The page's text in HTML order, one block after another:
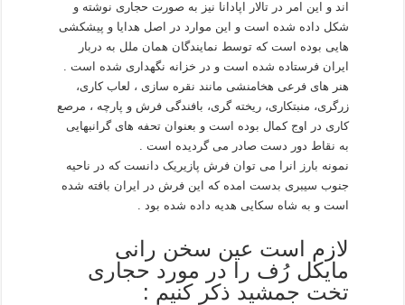
اند و این امر در تالار اپادانا نیز به صورت حجاری نوشته و
شکل داده شده است و این موارد در اصل هدایا و پیشکشی
هایی بوده است که توسط نمایندگان همان ملل به دربار
ایران فرستاده شده است و در خزانه نگهداری شده است .
هنر های فرعی هخامنشی مانند نقره سازی ، لعاب کاری،
زرگری، منبتکاری، ریخته گری، بافندگی فرش و پارچه ، مرصع
کاری در اوج کمال بوده است و بعنوان تحفه های گرانبهایی
به نقاط دور دست صادر می گردیده است .
نمونه بارز انرا می توان فرش پازیریک دانست که در ناحیه
جنوب سیبری بدست امده که این فرش در ایران بافته شده
است و به شاه سکایی هدیه داده شده بود .
لازم است عین سخن رانی
مایکل رُف را در مورد حجاری
تخت جمشید ذکر کنیم :